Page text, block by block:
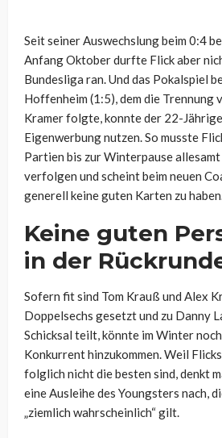
Seit seiner Auswechslung beim 0:4
Anfang Oktober durfte Flick aber
Bundesliga ran. Und das Pokalspiel
Hoffenheim (1:5), dem die Trennung
Kramer folgte, konnte der 22-
Eigenwerbung nutzen. So musste
Partien bis zur Winterpause allesamt
verfolgen und scheint beim neuen
generell keine guten Karten zu
Keine guten
in der
Sofern fit sind Tom Krauß und Alex
Doppelsechs gesetzt und zu Danny
Schicksal teilt, könnte im Winter
Konkurrent hinzukommen. Weil
folglich nicht die besten sind, denkt
eine Ausleihe des Youngsters nach,
„ziemlich wahrscheinlich“ gilt.